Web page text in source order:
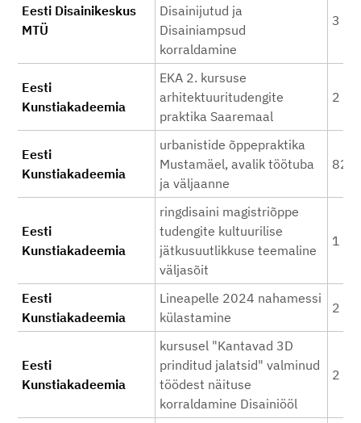
Eesti Disainikeskus
MTÜ
Disainijutud ja
Disainiampsud
korraldamine
3
Eesti
Kunstiakadeemia
EKA 2. kursuse
arhitektuuritudengite
praktika Saaremaal
2
Eesti
Kunstiakadeemia
urbanistide õppepraktika
Mustamäel, avalik töötuba
ja väljaanne
828
Eesti
Kunstiakadeemia
ringdisaini magistriõppe
tudengite kultuurilise
jätkusuutlikkuse teemaline
väljasõit
1
Eesti
Kunstiakadeemia
Lineapelle 2024 nahamessi
külastamine
2
Eesti
Kunstiakadeemia
kursusel "Kantavad 3D
prinditud jalatsid" valminud
töödest näituse
korraldamine Disainiööl
2